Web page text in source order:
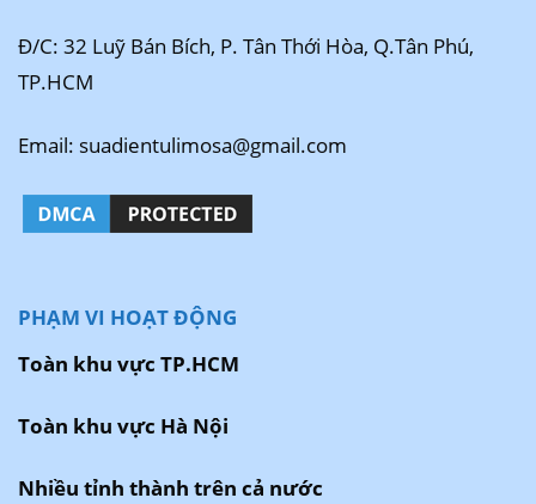
Đ/C: 32 Luỹ Bán Bích, P. Tân Thới Hòa, Q.Tân Phú,
TP.HCM
Email: suadientulimosa@gmail.com
PHẠM VI HOẠT ĐỘNG
Toàn khu vực TP.HCM
Toàn khu vực Hà Nội
Nhiều tỉnh thành trên cả nước